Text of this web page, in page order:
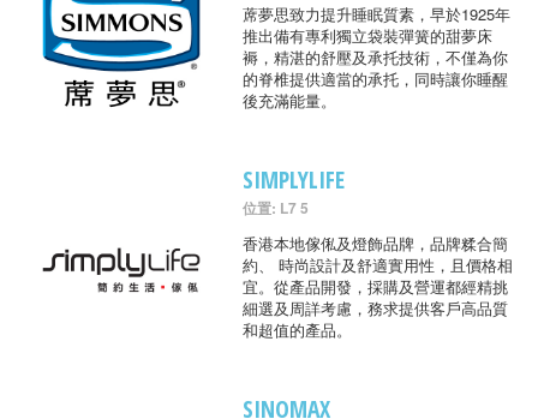
蓆夢思致力提升睡眠質素，早於1925年
推出備有專利獨立袋裝彈簧的甜夢床
褥，精湛的舒壓及承托技術，不僅為你
的脊椎提供適當的承托，同時讓你睡醒
後充滿能量。
SIMPLYLIFE
位置: L7 5
香港本地傢俬及燈飾品牌，品牌糅合簡
約、 時尚設計及舒適實用性，且價格相
宜。從產品開發，採購及營運都經精挑
細選及周詳考慮，務求提供客戶高品質
和超值的產品。
SINOMAX